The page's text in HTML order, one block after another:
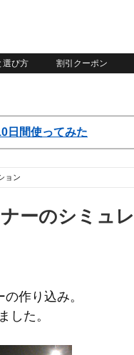
選び方 割引クーポン
日間使ってみた
ョン
ーのシミュレ
作り込み。
した。